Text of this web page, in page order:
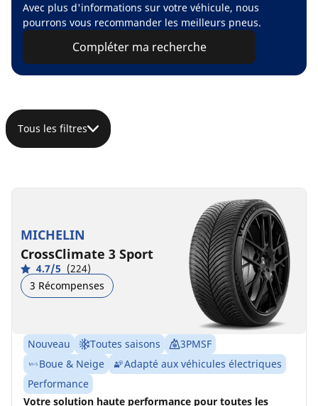
Avec plus d'informations sur votre véhicule, nous
pourrons vous recommander les meilleurs pneus.
Compléter ma recherche
Tous les filtres
MICHELIN
CrossClimate 3 Sport
4.7/5 (224)
3 Récompenses
Nouveau Toutes saisons
3PMSF
Boue & Neige
Adapté aux véhicules électriques
Performance
Votre solution haute performance pour toutes les